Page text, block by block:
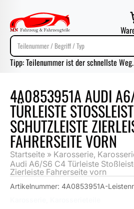
Tipp: Teilenummer ist der schnellste Weg.
4A0853951A AUDI
TÜRLEISTE
CHUTZLEISTE
AHRERSEITE VORN
Startseite » Karosserie,
Audi A6/S6 C4 Türleiste
Zierleiste Fahrerseite vorn
Artikelnummer: 4A0853951A-